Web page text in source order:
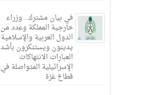
في بيان مشترك.. وزراء
خارجية المملكة وعدد من
الدول العربية والإسلامية
يدينون ويستنكرون بأشد
العبارات الانتهاكات
الإسرائيلية المتواصلة في
قطاع غزة